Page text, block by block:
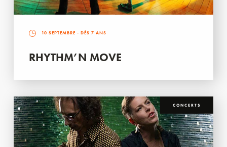
10 SEPTEMBRE - DÈS 7 ANS
RHYTHM’N MOVE
CONCERTS